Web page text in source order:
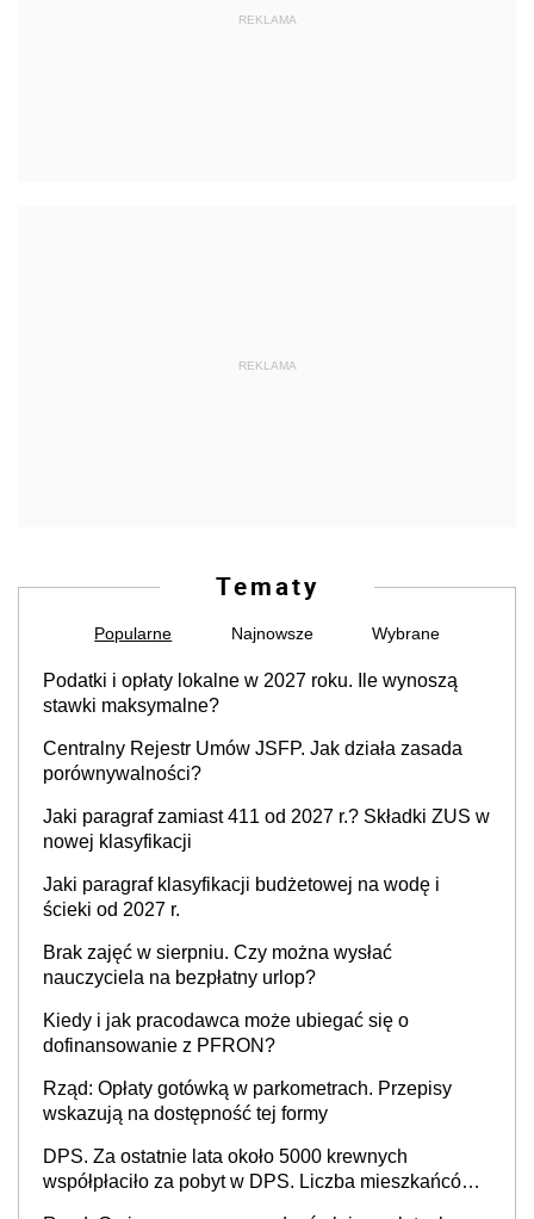
REKLAMA
REKLAMA
Tematy
Popularne Najnowsze Wybrane
Podatki i opłaty lokalne w 2027 roku. Ile wynoszą
stawki maksymalne?
Centralny Rejestr Umów JSFP. Jak działa zasada
porównywalności?
Jaki paragraf zamiast 411 od 2027 r.? Składki ZUS w
nowej klasyfikacji
Jaki paragraf klasyfikacji budżetowej na wodę i
ścieki od 2027 r.
Brak zajęć w sierpniu. Czy można wysłać
nauczyciela na bezpłatny urlop?
Kiedy i jak pracodawca może ubiegać się o
dofinansowanie z PFRON?
Rząd: Opłaty gotówką w parkometrach. Przepisy
wskazują na dostępność tej formy
DPS. Za ostatnie lata około 5000 krewnych
współpłaciło za pobyt w DPS. Liczba mieszkańców